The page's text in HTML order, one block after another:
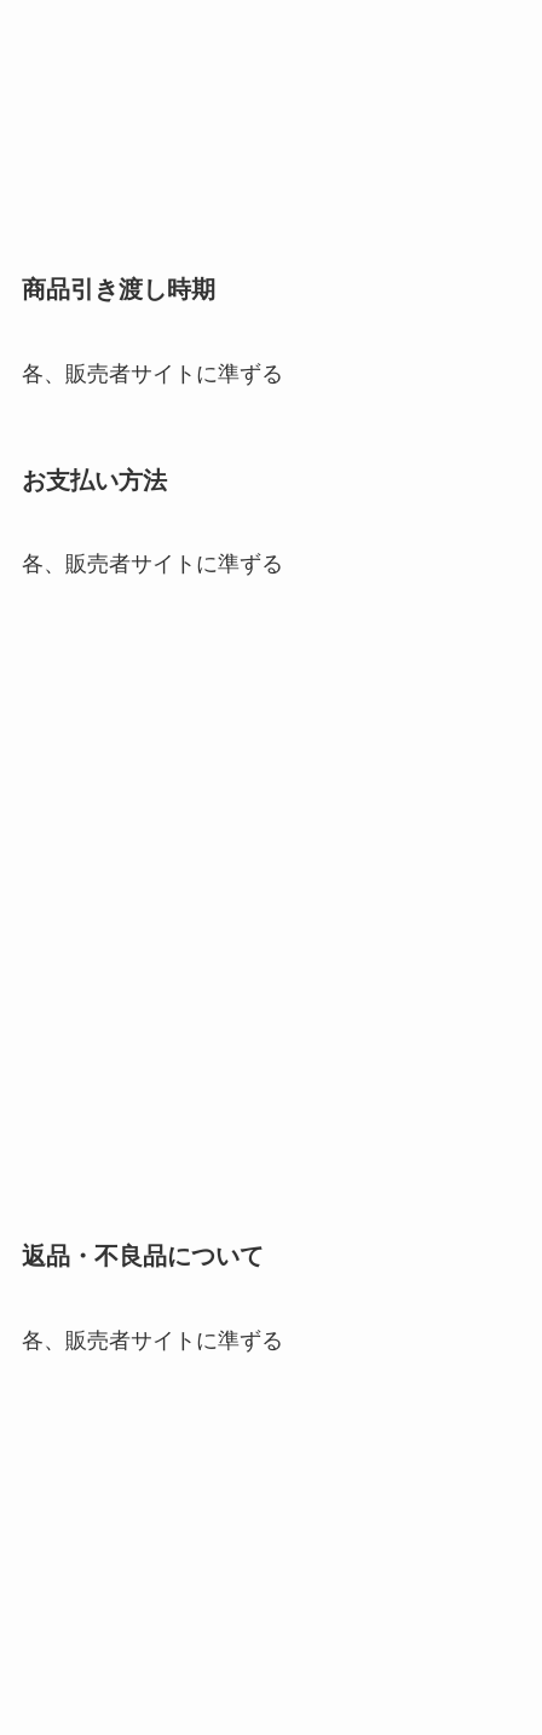
商品引き渡し時期
各、販売者サイトに準ずる
お支払い方法
各、販売者サイトに準ずる
返品・不良品について
各、販売者サイトに準ずる